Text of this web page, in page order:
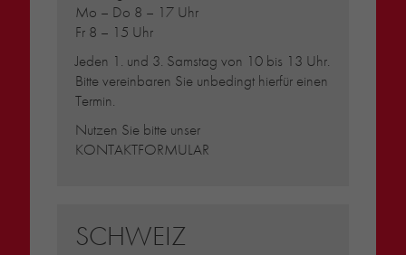
Mo – Do 8 – 17 Uhr
Fr 8 – 15 Uhr
Jeden 1. und 3. Samstag von 10 bis 13 Uhr.
Bitte vereinbaren Sie unbedingt hierfür einen
Termin.
Nutzen Sie bitte unser
KONTAKTFORMULAR
SCHWEIZ